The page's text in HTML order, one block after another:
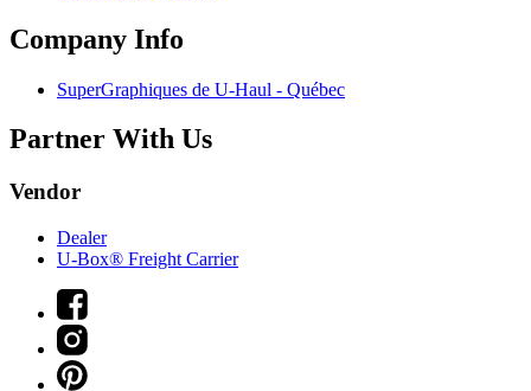
Company Info
SuperGraphiques de U-Haul - Québec
Partner With Us
Vendor
Dealer
U-Box® Freight Carrier